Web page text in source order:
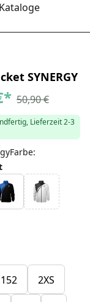
Kataloge
SYNERGY
* 50,90 €
Lieferzeit 2-3
:
152 2XS